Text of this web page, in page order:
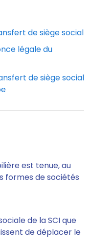
de siège social
légale du
de siège social
est tenue, au
formes de sociétés
de la SCI que
de déplacer le